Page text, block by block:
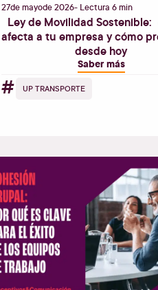
27demayode2026- Lectura 6 min
Ley de Movilidad
afecta a tu empresa y cómo
desde hoy
Saber más
# UP TRANSPORTE